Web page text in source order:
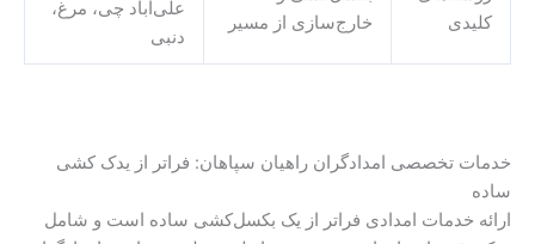
کلیدی
خارج‌سازی از مسیر
علی‌آباد چی، مرغ،
دنبی
خدمات تخصصی امدادگران راهیان سپاهان: فراتر از یدک کشی
ساده
ارائه خدمات امدادی فراتر از یک بکسل‌کشی ساده است و شامل